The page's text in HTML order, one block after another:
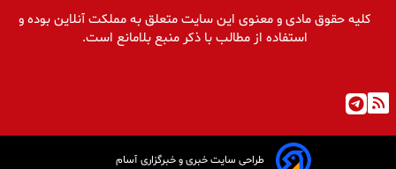
کلیه حقوق مادی و معنوی این سایت متعلق به مملکت آنلاین بوده و
استفاده از مطالب با ذکر منبع بلامانع است.
طراحی سایت خبری و خبرگزاری آسام